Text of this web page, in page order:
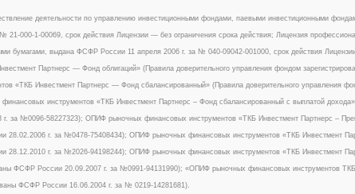
деятельности по управлению инвестиционными фондами, паевыми инвестиционными
000-1-00069, срок действия Лицензии — без ограничения срока действия; Лицензия
бумагами, выдана ФСФР России 11 апреля 2006 г. за № 040-09042-001000, срок действия
Партнерс — Фонд облигаций» (Правила доверительного управления фондом
«ТКБ Инвестмент Партнерс — Фонд сбалансированный» (Правила доверительного управления
инструментов «ТКБ Инвестмент Партнерс – Фонд сбалансированный с выплатой дохода»
за №0096-58227323); ОПИФ рыночных финансовых инструментов «ТКБ Инвестмент Партнерс –
28.02.2006 г. за №0478-75408434); ОПИФ рыночных финансовых инструментов «ТКБ Инвестмент
28.12.2010 г. за №2026-94198244); ОПИФ рыночных финансовых инструментов «ТКБ Инвестмент
ФСФР России 20.09.2007 г. за №0991-94131990); «ОПИФ рыночных финансовых инструментов
ФСФР России 16.06.2004 г. за № 0219-14281681).